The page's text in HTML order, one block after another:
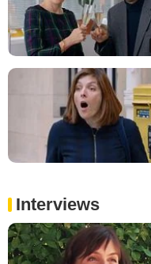
Interviews